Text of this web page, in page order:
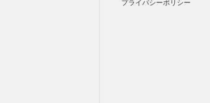
プライバシーポリシー